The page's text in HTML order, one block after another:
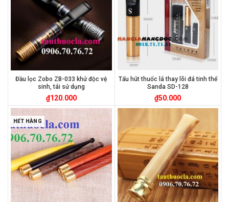
Đầu lọc Zobo ZB-033 khử độc vệ
sinh, tái sử dụng
₫120.000
Tẩu hút thuốc lá thay lõi đá tinh thể
Sanda SD-128
₫50.000
HẾT HÀNG